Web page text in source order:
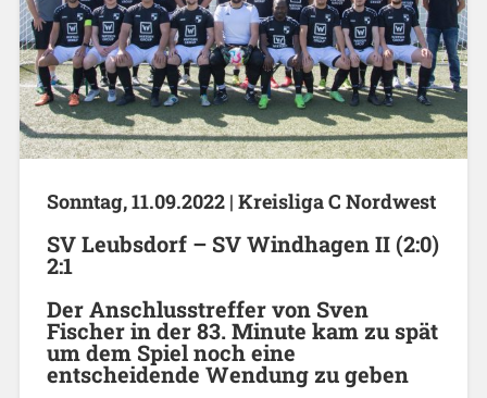
Sonntag, 11.09.2022 | Kreisliga C Nordwest
SV Leubsdorf – SV Windhagen II (2:0)
2:1
Der Anschlusstreffer von Sven
Fischer in der 83. Minute kam zu spät
um dem Spiel noch eine
entscheidende Wendung zu geben